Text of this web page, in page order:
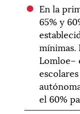
En la
65% y
mínimas.
Lomloe–
el 60%